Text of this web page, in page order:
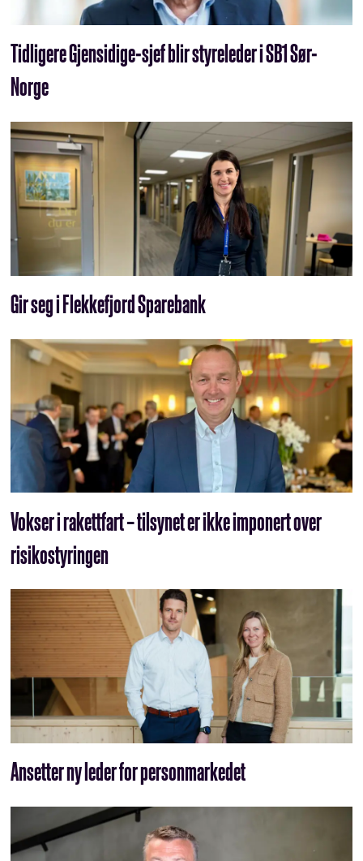
Tidligere Gjensidige-sjef blir styreleder i SB1 Sør-
Norge
Gir seg i Flekkefjord Sparebank
Vokser i rakettfart – tilsynet er ikke imponert over
risikostyringen
Ansetter ny leder for personmarkedet